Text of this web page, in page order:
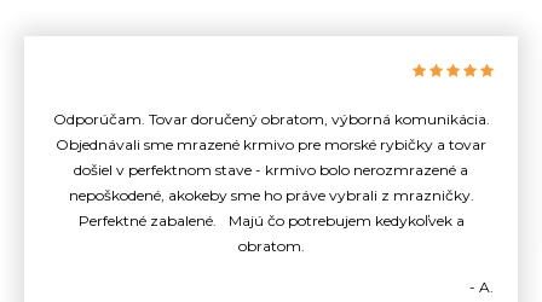
Odporúčam. Tovar doručený obratom, výborná komunikácia.
Objednávali sme mrazené krmivo pre morské rybičky a tovar
došiel v perfektnom stave - krmivo bolo nerozmrazené a
nepoškodené, akokeby sme ho práve vybrali z mrazničky.
Perfektné zabalené. Majú čo potrebujem kedykoľvek a
obratom.
- A.